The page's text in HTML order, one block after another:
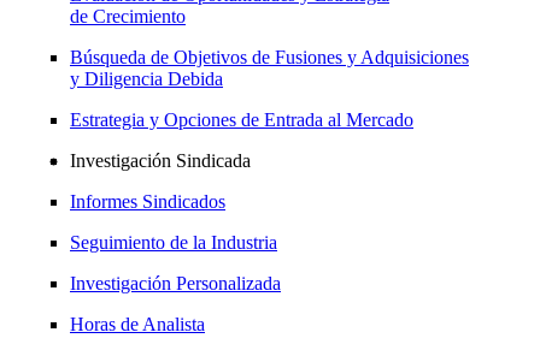
de Crecimiento
Búsqueda de Objetivos de Fusiones y Adquisiciones
y Diligencia Debida
Estrategia y Opciones de Entrada al Mercado
Investigación Sindicada
Informes Sindicados
Seguimiento de la Industria
Investigación Personalizada
Horas de Analista